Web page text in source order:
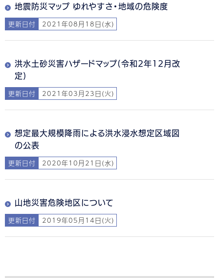
地震防災マップ ゆれやすさ・地域の危険度
更新日付 2021年08月18日(水)
洪水土砂災害ハザードマップ(令和2年12月改
定)
更新日付 2021年03月23日(火)
想定最大規模降雨による洪水浸水想定区域図
の公表
更新日付 2020年10月21日(水)
山地災害危険地区について
更新日付 2019年05月14日(火)